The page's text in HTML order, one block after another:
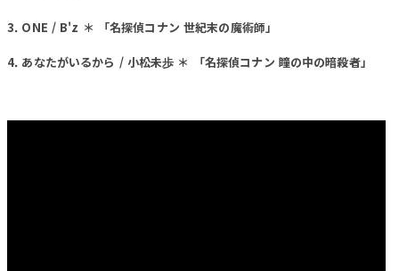
3. ONE / B'z ＊ 「名探偵コナン 世紀末の魔術師」
4. あなたがいるから / 小松未歩 ＊ 「名探偵コナン 瞳の中の暗殺者」